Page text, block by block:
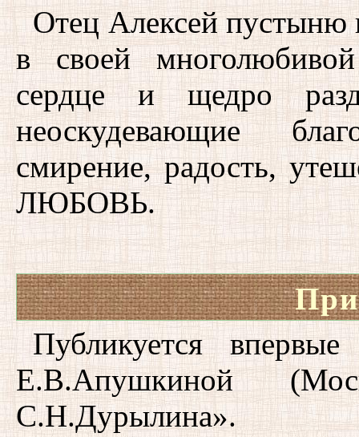
Отец Алексей пустыню
в своей
сердце и щедро
неоскудевающие
смирение, радость,
ЛЮБОВЬ.
Публикуется
Е.В.Апушкиной
С.Н.Дурылина».